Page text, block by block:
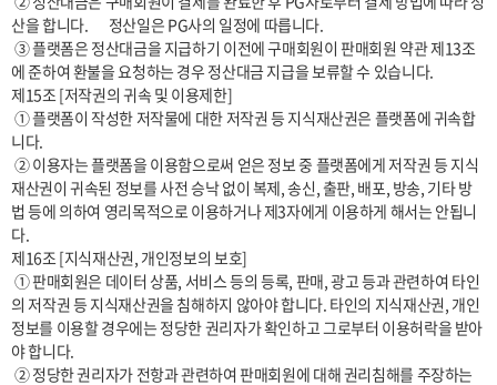
산을 합니다.       정산일은 PG사의 일정에 따릅니다.
에 준하여 환불을 요청하는 경우 정산대금 지급을 보류할 수 있습니다.
제15조 [저작권의 귀속 및 이용제한]
니다.
재산권이 귀속된 정보를 사전 승낙 없이 복제, 송신, 출판, 배포, 방송, 기타 방
법 등에 의하여 영리목적으로 이용하거나 제3자에게 이용하게 해서는 안됩니
다.
제16조 [지식재산권, 개인정보의 보호]
의 저작권 등 지식재산권을 침해하지 않아야 합니다. 타인의 지식재산권, 개인
정보를 이용할 경우에는 정당한 권리자가 확인하고 그로부터 이용허락을 받아
야 합니다.